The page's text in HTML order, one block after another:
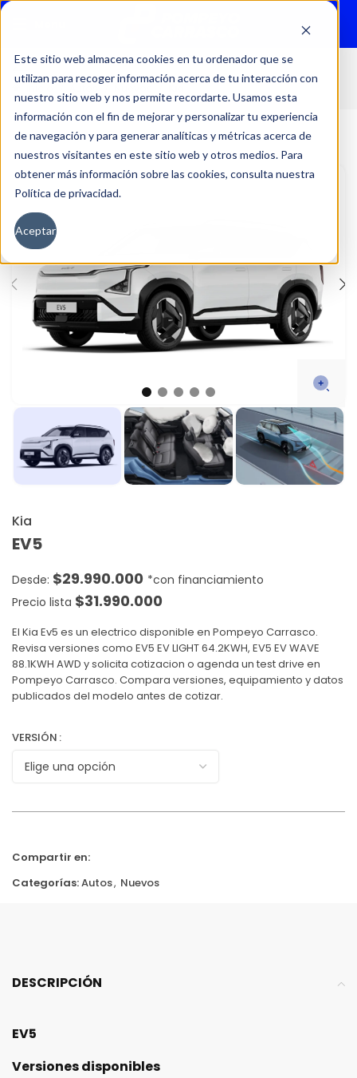
Este sitio web almacena cookies en tu ordenador que se
utilizan para recoger información acerca de tu interacción con
nuestro sitio web y nos permite recordarte. Usamos esta
información con el fin de mejorar y personalizar tu experiencia
de navegación y para generar analíticas y métricas acerca de
nuestros visitantes en este sitio web y otros medios. Para
obtener más información sobre las cookies, consulta nuestra
Política de privacidad.
Aceptar
Inicio Autos
Kia
EV5
$29.990.000
Precio lista $31.990.000
El Kia Ev5 es un electrico disponible en Pompeyo Carrasco.
Revisa versiones como EV5 EV LIGHT 64.2KWH, EV5 EV WAVE
88.1KWH AWD y solicita cotizacion o agenda un test drive en
Pompeyo Carrasco. Compara versiones, equipamiento y datos
publicados del modelo antes de cotizar.
VERSIÓN
Compartir en:
Categorías:Autos, Nuevos
DESCRIPCIÓN
EV5
Versiones disponibles